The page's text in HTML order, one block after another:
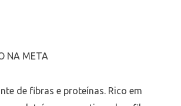
NA META
de fibras e proteínas. Rico em